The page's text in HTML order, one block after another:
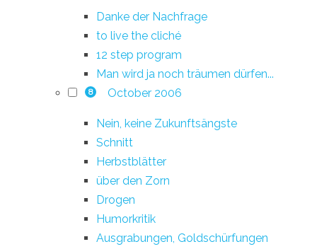
Danke der Nachfrage
to live the cliché
12 step program
Man wird ja noch träumen dürfen...
8 October 2006
Nein, keine Zukunftsängste
Schnitt
Herbstblätter
über den Zorn
Drogen
Humorkritik
Ausgrabungen, Goldschürfungen